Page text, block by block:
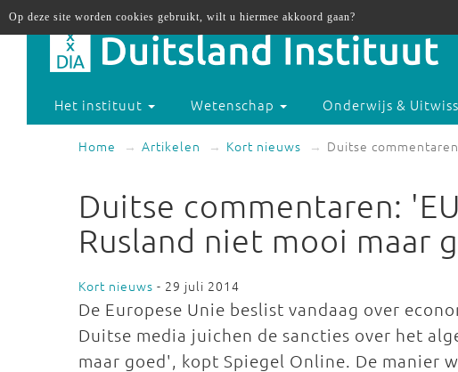
Het instituut Wetenschap Onderwijs &
Home Artikelen Kort nieuws Duitse
Duitse commentaren:
Rusland niet mooi maar
Kort nieuws - 29 juli 2014
De Europese Unie beslist vandaag over
Duitse media juichen de sancties over het
maar goed', kopt Spiegel Online. De manier
Op deze site worden cookies gebruikt, wilt u hiermee akkoord gaan?